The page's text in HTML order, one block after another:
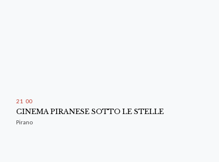
21 00
CINEMA PIRANESE SOTTO LE STELLE
Pirano